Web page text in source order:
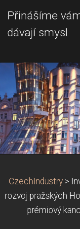
Přinášíme
dávají smysl
CzechIndustry >
rozvoj pražských
prémiový